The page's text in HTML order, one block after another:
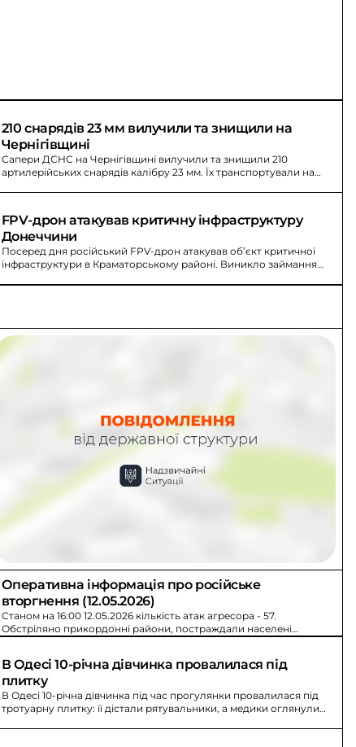
210 снарядів 23 мм вилучили та знищили на
Чернігівщині
Сапери ДСНС на Чернігівщині вилучили та знищили 210
артилерійських снарядів калібру 23 мм. Їх транспортували на
FPV-дрон атакував критичну інфраструктуру
Донеччини
Посеред дня російський FPV-дрон атакував об’єкт критичної
інфраструктури в Краматорському районі. Виникло займання
Оперативна інформація про російське
вторгнення (12.05.2026)
Станом на 16:00 12.05.2026 кількість атак агресора - 57.
Обстріляно прикордонні райони, постраждали населені
пункти Сумщини та Чернігівщини.
В Одесі 10-річна дівчинка провалилася під
плитку
В Одесі 10-річна дівчинка під час прогулянки провалилася під
тротуарну плитку: її дістали рятувальники, а медики оглянули